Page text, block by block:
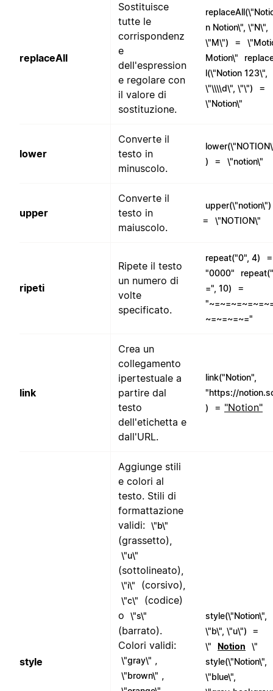
replaceAll
Sostituisce
tutte le
corrispondenz
e
dell'espression
e regolare con
il valore di
sostituzione.
n Notion\", \"N\",
\"M\")
=
Motion\"
l(\"Notion 123\",
\"\\\\d\", \"\")
=
\"Notion\"
lower
Converte il
testo in
minuscolo.
)
= \"notion\"
upper
Converte il
testo in
maiuscolo.
upper(\"notion\")
= \"NOTION\"
ripeti
Ripete il testo
un numero di
volte
specificato.
repeat("0", 4) =
"0000"
=", 10)
=
~=~=~=~="
link
Crea un
collegamento
ipertestuale a
partire dal
testo
dell'etichetta e
dall'URL.
link("Notion",
"https://
)
= "Notion"
style
Aggiunge stili
e colori al
testo. Stili di
formattazione
validi: \"b\"
(grassetto),
\"u\"
(sottolineato),
\"i\" (corsivo),
\"c\"
(codice)
o
\"s\"
(barrato).
Colori validi:
\"gray\" ,
\"brown\" ,
style(\"Notion\",
\"b\", \"u\")
=
\" Notion
\"
style(\"Notion\",
\"blue\",